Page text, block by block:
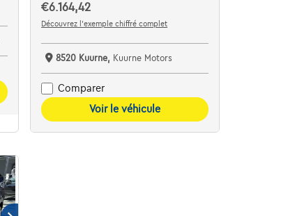
€6.164,42
Découvrez l’exemple chiffré complet
8520 Kuurne, Kuurne Motors
Comparer
Voir le véhicule